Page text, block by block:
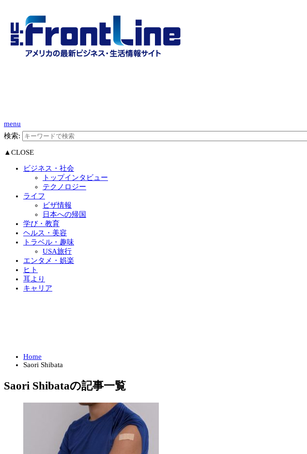
menu
検索:
▲CLOSE
ビジネス・社会
トップインタビュー
テクノロジー
ライフ
ビザ情報
日本への帰国
学び・教育
ヘルス・美容
トラベル・趣味
USA旅行
エンタメ・娯楽
ヒト
耳より
キャリア
Home
Saori Shibata
Saori Shibataの記事一覧